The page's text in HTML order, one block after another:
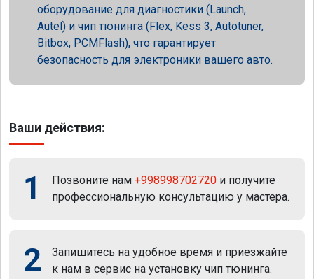
оборудование для диагностики (Launch,
Autel) и чип тюнинга (Flex, Kess 3, Autotuner,
Bitbox, PCMFlash), что гарантирует
безопасность для электроники вашего авто.
Ваши действия:
1 Позвоните нам +998998702720 и получите
профессиональную консультацию у мастера.
2
Запишитесь на удобное время и приезжайте
к нам в сервис на установку чип тюнинга.